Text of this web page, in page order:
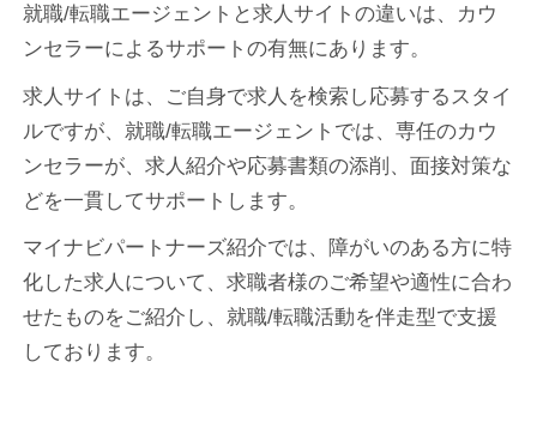
就職/転職エージェントと求人サイトの違いは、カウ
ンセラーによるサポートの有無にあります。
求人サイトは、ご自身で求人を検索し応募するスタイ
ルですが、就職/転職エージェントでは、専任のカウ
ンセラーが、求人紹介や応募書類の添削、面接対策な
どを一貫してサポートします。
マイナビパートナーズ紹介では、障がいのある方に特
化した求人について、求職者様のご希望や適性に合わ
せたものをご紹介し、就職/転職活動を伴走型で支援
しております。